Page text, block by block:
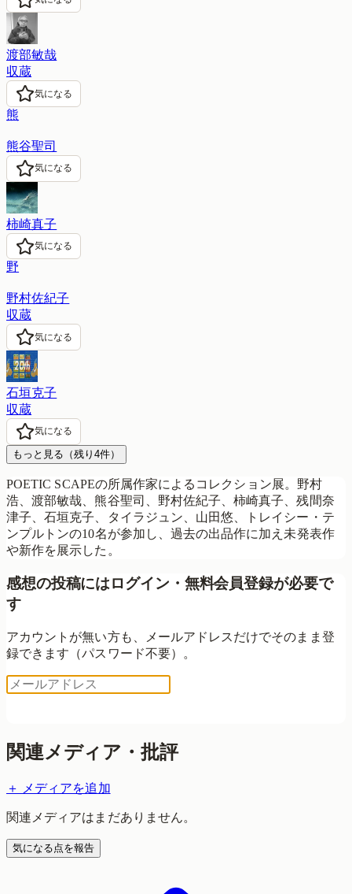
渡部敏哉
収蔵
気になる
熊
熊谷聖司
気になる
柿崎真子
気になる
野
野村佐紀子
収蔵
気になる
石垣克子
収蔵
気になる
もっと見る （残り 4件）
POETIC SCAPEの所属作家によるコレクション展。野村
浩、渡部敏哉、熊谷聖司、野村佐紀子、柿崎真子、残間奈
津子、石垣克子、タイラジュン、山田悠、トレイシー・テ
ンプルトンの10名が参加し、過去の出品作に加え未発表作
や新作を展示した。
感想の投稿にはログイン・無料会員登録が必要で
す
アカウントが無い方も、メールアドレスだけでそのまま登
録できます（パスワード不要）。
関連メディア・批評
＋ メディアを追加
関連メディアはまだありません。
気になる点を報告